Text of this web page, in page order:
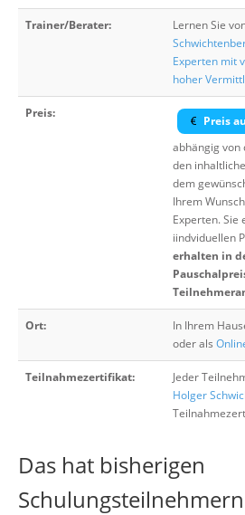
Trainer/Berater: Lernen Sie
Experten mit
hoher
Preis:
Preis
abhängig von
den
dem
Ihrem
Experten. Sie
iindviduellen
erhalten in
Ort:
In Ihrem
oder als
Teilnahmezertifikat: Jeder
Holger
Das hat bisherigen